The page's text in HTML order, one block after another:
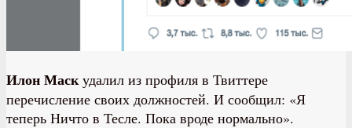
Илон Маскудалил из профиля в Твиттере
перечисление своих должностей. И сообщил: «Я
теперь Ничто в Тесле. Пока вроде нормально».